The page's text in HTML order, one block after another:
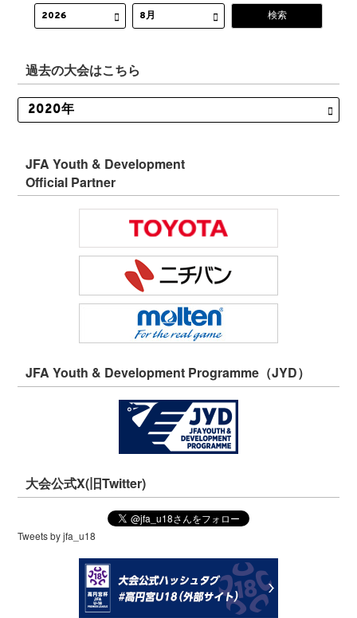
過去の大会はこちら
JFA Youth & Development
Official Partner
JFA Youth & Development Programme（JYD）
大会公式X(旧Twitter)
Tweets by jfa_u18